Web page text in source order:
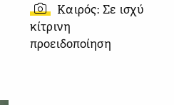
Καιρός: Σε ισχύ
κίτρινη
προειδοποίηση